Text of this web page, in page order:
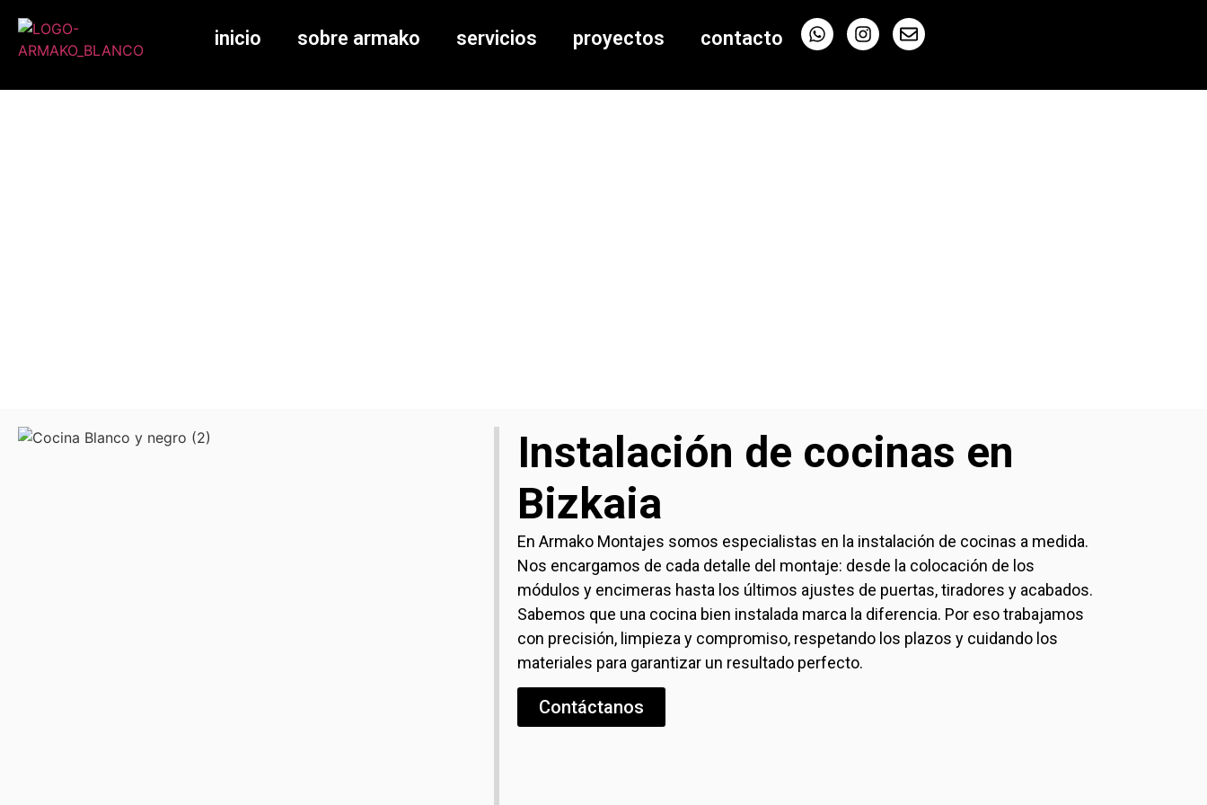
inicio sobre armako servicios proyectos contacto
Instalación de cocinas en
Bizkaia
En Armako Montajes somos especialistas en la instalación de cocinas a medida.
Nos encargamos de cada detalle del montaje: desde la colocación de los
módulos y encimeras hasta los últimos ajustes de puertas, tiradores y acabados.
Sabemos que una cocina bien instalada marca la diferencia. Por eso trabajamos
con precisión, limpieza y compromiso, respetando los plazos y cuidando los
materiales para garantizar un resultado perfecto.
Contáctanos